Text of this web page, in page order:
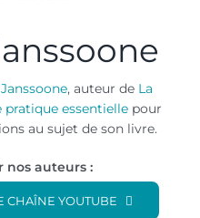
, auteur de La
pratique essentiellepour
au sujet de son livre.
nos auteurs :
CHAÎNE YOUTUBE